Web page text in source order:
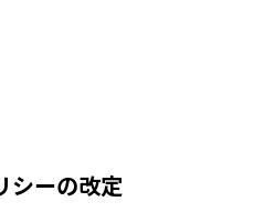
シーの改定